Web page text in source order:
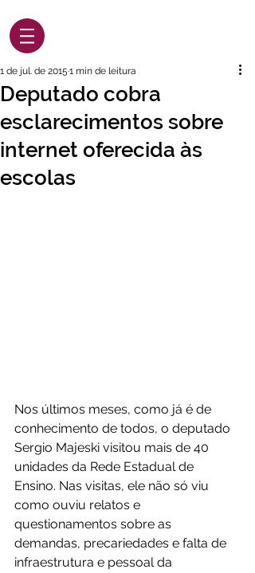
Deputado cobra
esclarecimentos sobre
internet oferecida às
escolas
1 de jul. de 2015 1 min de leitura
Nos últimos meses, como já é de
conhecimento de todos, o deputado
Sergio Majeski visitou mais de 40
unidades da Rede Estadual de
Ensino. Nas visitas, ele não só viu
como ouviu relatos e
questionamentos sobre as
demandas, precariedades e falta de
infraestrutura e pessoal da